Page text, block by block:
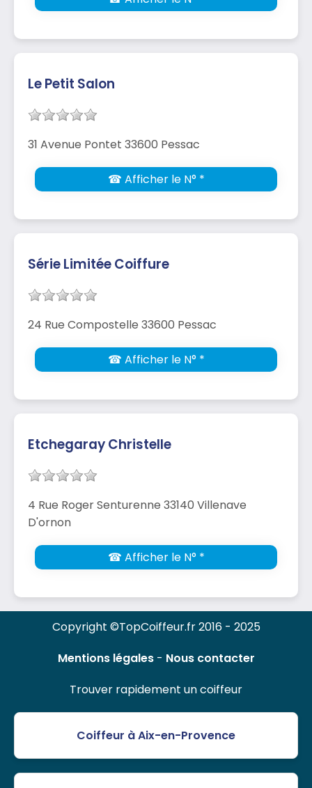
Le Petit Salon
31 Avenue Pontet 33600 Pessac
☎ Afficher le N° *
Série Limitée Coiffure
24 Rue Compostelle 33600 Pessac
☎ Afficher le N° *
Etchegaray Christelle
4 Rue Roger Senturenne 33140 Villenave
D'ornon
☎ Afficher le N° *
Copyright ©TopCoiffeur.fr 2016 - 2025
Mentions légales- Nous contacter
Trouver rapidement un coiffeur
Coiffeur à Aix-en-Provence